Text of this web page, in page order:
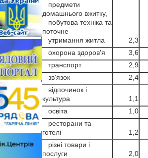
предмети
домашнього вжитку,
побутова техніка та
поточне
утримання житла
2,3
охорона здоров'я
3,6
транспорт
2,9
зв'язок
2,4
відпочинок і
культура
1,1
освіта
1,0
ресторани та
готелі
1,2
різні товари і
послуги
2,0